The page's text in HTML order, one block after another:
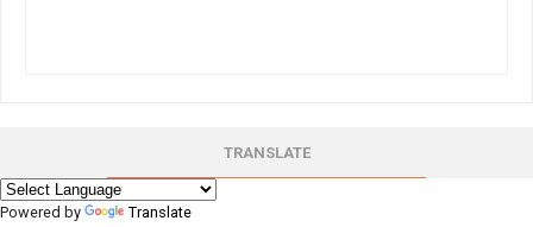
TRANSLATE
Powered by Translate